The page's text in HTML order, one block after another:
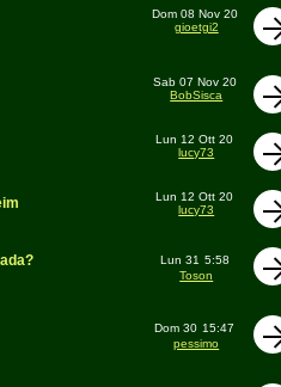
Dom 08 Nov 20
gioetgi2
Sab 07 Nov 20
BobSisca
Lun 12 Ott 20
lucy73
Lun 12 Ott 20
lucy73
Lun 31 5:58
Toson
Dom 30 15:47
pessimo